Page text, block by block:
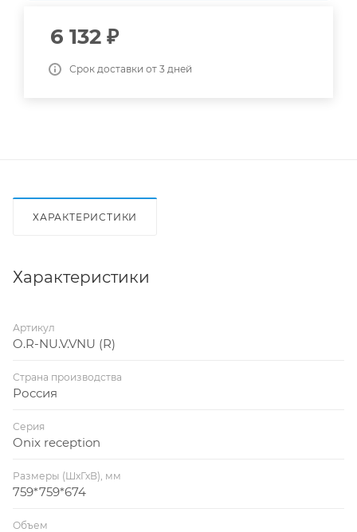
6 132 ₽
Срок доставки от 3 дней
ХАРАКТЕРИСТИКИ
Характеристики
Артикул
O.R-NU.V.VNU (R)
Страна производства
Россия
Серия
Onix reception
Размеры (ШхГхВ), мм
759*759*674
Объем